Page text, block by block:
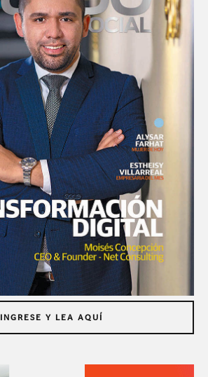
INGRESE Y LEA AQUÍ